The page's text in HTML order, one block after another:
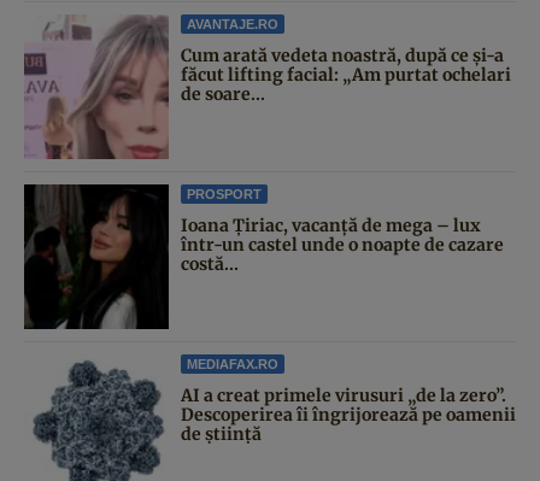
AVANTAJE.RO
Cum arată vedeta noastră, după ce și-a
făcut lifting facial: „Am purtat ochelari
de soare...
PROSPORT
Ioana Țiriac, vacanță de mega – lux
într-un castel unde o noapte de cazare
costă...
MEDIAFAX.RO
AI a creat primele virusuri „de la zero”.
Descoperirea îi îngrijorează pe oamenii
de știință